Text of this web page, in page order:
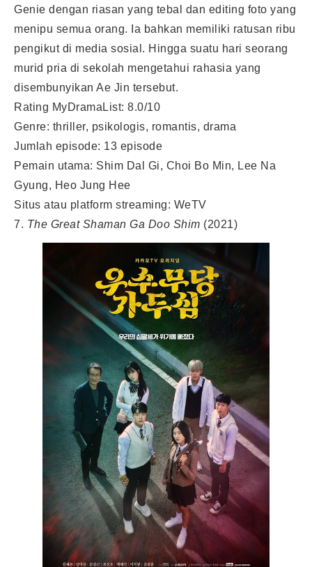
Genie dengan riasan yang tebal dan editing foto yang
menipu semua orang. Ia bahkan memiliki ratusan ribu
pengikut di media sosial. Hingga suatu hari seorang
murid pria di sekolah mengetahui rahasia yang
disembunyikan Ae Jin tersebut.
Rating MyDramaList: 8.0/10
Genre: thriller, psikologis, romantis, drama
Jumlah episode: 13 episode
Pemain utama: Shim Dal Gi, Choi Bo Min, Lee Na
Gyung, Heo Jung Hee
Situs atau platform streaming: WeTV
7. The Great Shaman Ga Doo Shim (2021)